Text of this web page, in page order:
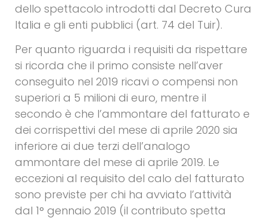
dello spettacolo introdotti dal Decreto Cura
Italia e gli enti pubblici (art. 74 del Tuir).
Per quanto riguarda i requisiti da rispettare
si ricorda che il primo consiste nell’aver
conseguito nel 2019 ricavi o compensi non
superiori a 5 milioni di euro, mentre il
secondo è che l’ammontare del fatturato e
dei corrispettivi del mese di aprile 2020 sia
inferiore ai due terzi dell’analogo
ammontare del mese di aprile 2019. Le
eccezioni al requisito del calo del fatturato
sono previste per chi ha avviato l’attività
dal 1° gennaio 2019 (il contributo spetta